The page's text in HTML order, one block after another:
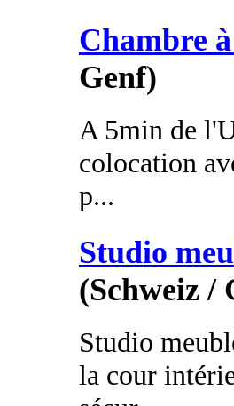
Chambre
Genf)
A 5min de
colocation
p...
Studio
(Schweiz /
Studio
la cour